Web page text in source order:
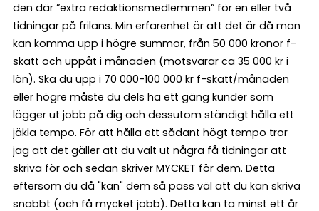
den där ”extra redaktionsmedlemmen” för en eller två
tidningar på frilans. Min erfarenhet är att det är då man
kan komma upp i högre summor, från 50 000 kronor f-
skatt och uppåt i månaden (motsvarar ca 35 000 kr i
lön). Ska du upp i 70 000-100 000 kr f-skatt/månaden
eller högre måste du dels ha ett gäng kunder som
lägger ut jobb på dig och dessutom ständigt hålla ett
jäkla tempo. För att hålla ett sådant högt tempo tror
jag att det gäller att du valt ut några få tidningar att
skriva för och sedan skriver MYCKET för dem. Detta
eftersom du då "kan" dem så pass väl att du kan skriva
snabbt (och få mycket jobb). Detta kan ta minst ett år